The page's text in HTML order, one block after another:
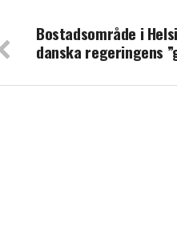
Bostadsområde i
danska regeringens